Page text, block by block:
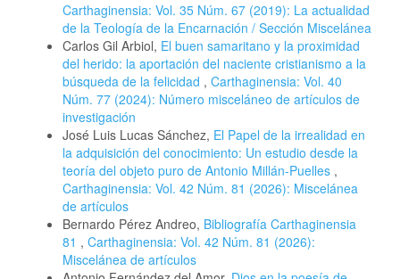
Carthaginensia: Vol. 35 Núm. 67 (2019): La actualidad
de la Teología de la Encarnación / Sección Miscelánea
Carlos Gil Arbiol, El buen samaritano y la proximidad
del herido: la aportación del naciente cristianismo a la
búsqueda de la felicidad , Carthaginensia: Vol. 40
Núm. 77 (2024): Número misceláneo de artículos de
investigación
José Luis Lucas Sánchez, El Papel de la irrealidad en
la adquisición del conocimiento: Un estudio desde la
teoría del objeto puro de Antonio Millán-Puelles ,
Carthaginensia: Vol. 42 Núm. 81 (2026): Miscelánea
de artículos
Bernardo Pérez Andreo, Bibliografía Carthaginensia
81 , Carthaginensia: Vol. 42 Núm. 81 (2026):
Miscelánea de artículos